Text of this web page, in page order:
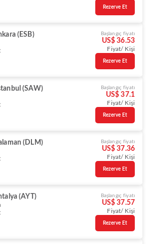
Rezerve Et
(ESB) Başlangıç fiyatı
US$ 36.53
Fiyat/ Kişi
Rezerve Et
(SAW) Başlangıç fiyatı
US$ 37.1
Fiyat/ Kişi
Rezerve Et
(DLM) Başlangıç fiyatı
US$ 37.36
Fiyat/ Kişi
Rezerve Et
(AYT) Başlangıç fiyatı
US$ 37.57
Fiyat/ Kişi
Rezerve Et